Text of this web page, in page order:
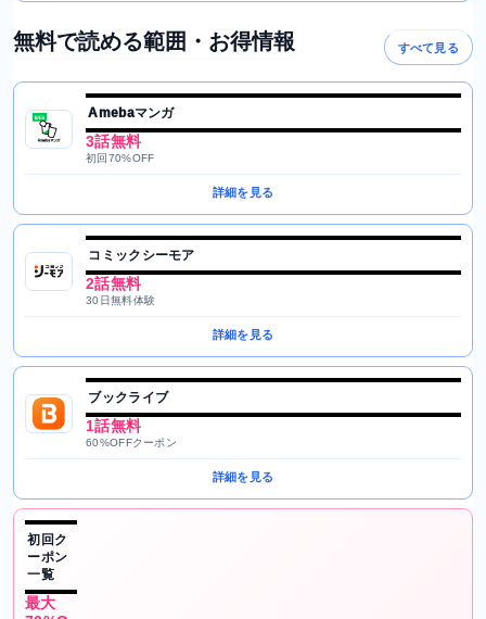
無料で読める範囲・お得情報 すべて見る
Amebaマンガ
3話無料
初回70%OFF
詳細を見る
コミックシーモア
2話無料
30日無料体験
詳細を見る
ブックライブ
1話無料
60%OFFクーポン
詳細を見る
初回ク
ーポン
一覧
最大